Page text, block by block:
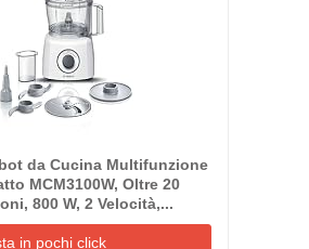
da Cucina Multifunzione
MCM3100W, Oltre 20
800 W, 2 Velocità,...
in pochi click